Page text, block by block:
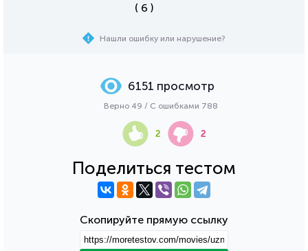
( 6 )
Нашли ошибку или нарушение?
Поделиться тестом
Скопируйте прямую ссылку
6151 просмотр
Верно 49 / С ошибками 788
2 2